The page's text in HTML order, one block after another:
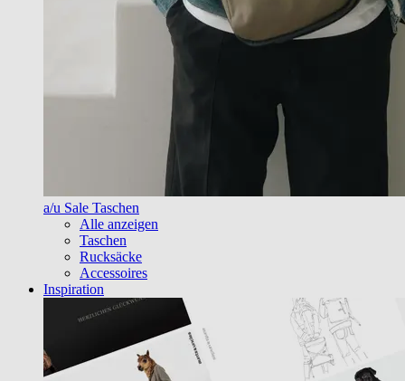
a/u Sale Taschen
Alle anzeigen
Taschen
Rucksäcke
Accessoires
Inspiration